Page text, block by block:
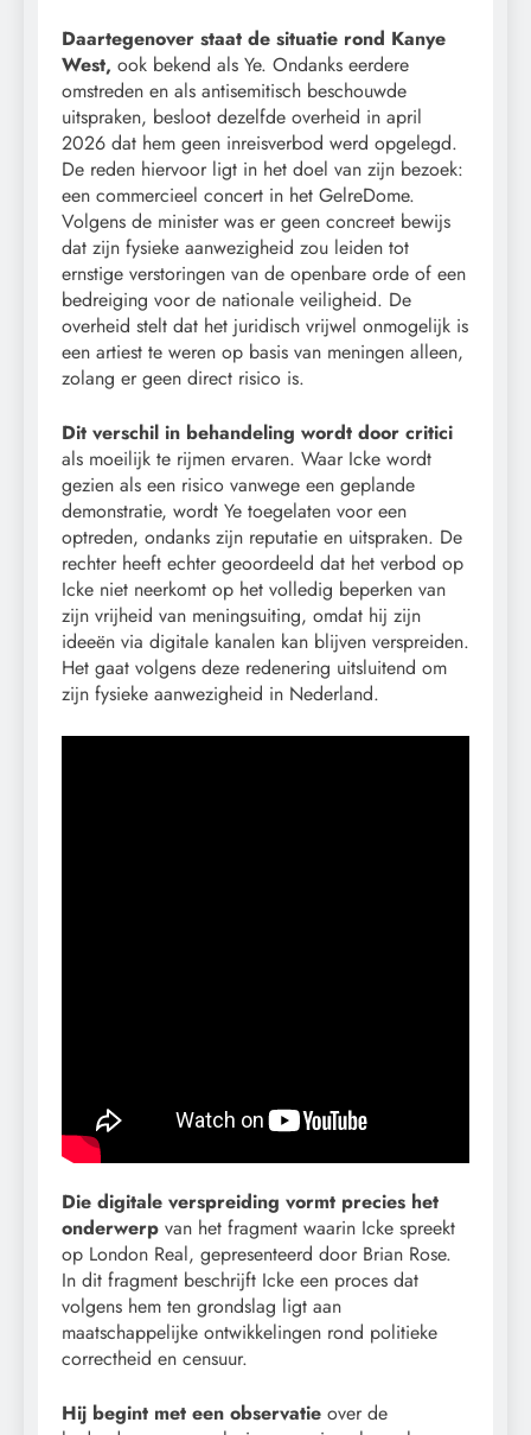
Daartegenover staat de situatie rond Kanye
West, ook bekend als Ye. Ondanks eerdere
omstreden en als antisemitisch beschouwde
uitspraken, besloot dezelfde overheid in april
2026 dat hem geen inreisverbod werd opgelegd.
De reden hiervoor ligt in het doel van zijn bezoek:
een commercieel concert in het GelreDome.
Volgens de minister was er geen concreet bewijs
dat zijn fysieke aanwezigheid zou leiden tot
ernstige verstoringen van de openbare orde of een
bedreiging voor de nationale veiligheid. De
overheid stelt dat het juridisch vrijwel onmogelijk is
een artiest te weren op basis van meningen alleen,
zolang er geen direct risico is.
Dit verschil in behandeling wordt door critici
als moeilijk te rijmen ervaren. Waar Icke wordt
gezien als een risico vanwege een geplande
demonstratie, wordt Ye toegelaten voor een
optreden, ondanks zijn reputatie en uitspraken. De
rechter heeft echter geoordeeld dat het verbod op
Icke niet neerkomt op het volledig beperken van
zijn vrijheid van meningsuiting, omdat hij zijn
ideeën via digitale kanalen kan blijven verspreiden.
Het gaat volgens deze redenering uitsluitend om
zijn fysieke aanwezigheid in Nederland.
Die digitale verspreiding vormt precies het
onderwerp van het fragment waarin Icke spreekt
op London Real, gepresenteerd door Brian Rose.
In dit fragment beschrijft Icke een proces dat
volgens hem ten grondslag ligt aan
maatschappelijke ontwikkelingen rond politieke
correctheid en censuur.
Hij begint met een observatie over de